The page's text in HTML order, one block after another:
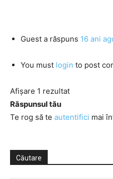
Guest a răspuns 16 ani
You must login to post
Afișare 1 rezultat
Răspunsul tău
Te rog să te autentifici mai
Căutare